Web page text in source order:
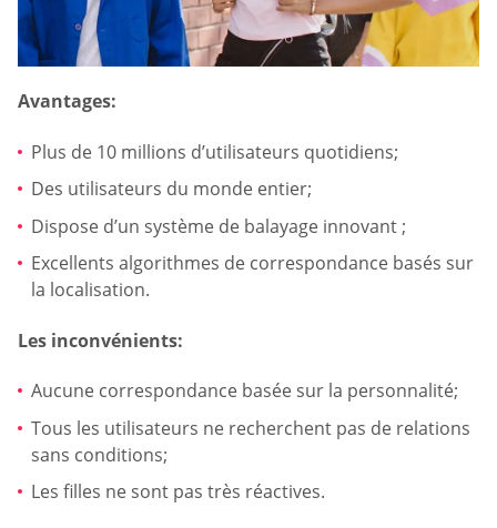
Avantages:
Plus de 10 millions d’utilisateurs quotidiens;
Des utilisateurs du monde entier;
Dispose d’un système de balayage innovant ;
Excellents algorithmes de correspondance basés sur
la localisation.
Les inconvénients:
Aucune correspondance basée sur la personnalité;
Tous les utilisateurs ne recherchent pas de relations
sans conditions;
Les filles ne sont pas très réactives.